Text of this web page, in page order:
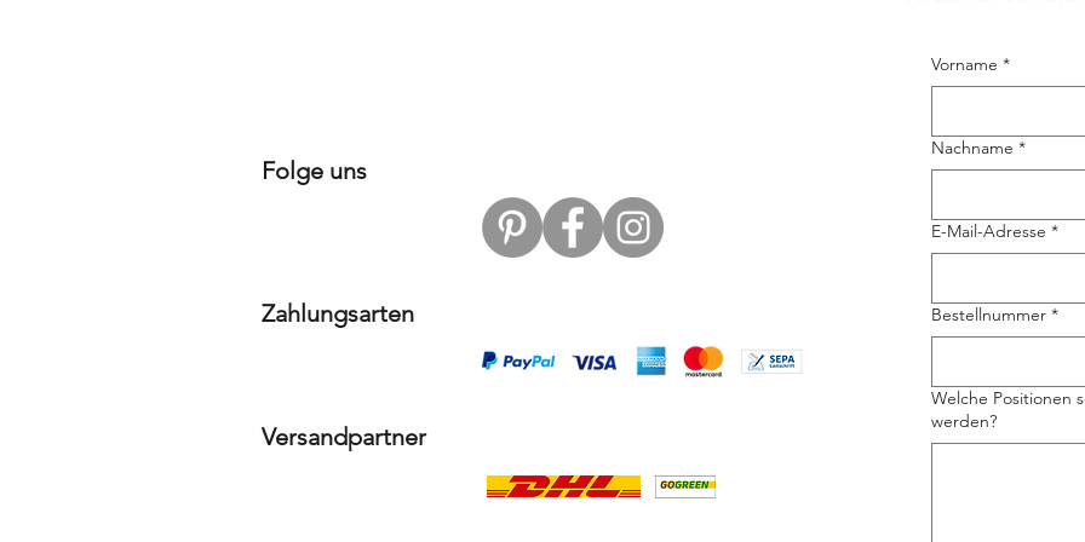
Folge uns
Zahlungsarten
Vorname *
Nachname *
E-Mail-Adresse *
Bestellnummer *
Welche Positionen
werden?
Versandpartner